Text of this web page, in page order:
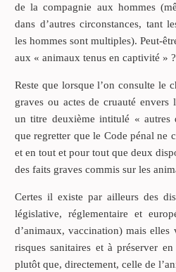
de la compagnie aux hommes
dans d’autres circonstances, tant
les hommes sont multiples). Peut-
aux « animaux tenus en captivité » ?
Reste que lorsque l’on consulte le
graves ou actes de cruauté
un titre deuxième intitulé « autres
que regretter que le Code pénal ne
et en tout et pour tout que deux
des faits graves commis sur les
Certes il existe par ailleurs des
législative, réglementaire et
d’animaux, vaccination) mais elles
risques sanitaires et à préserver
plutôt que, directement, celle de